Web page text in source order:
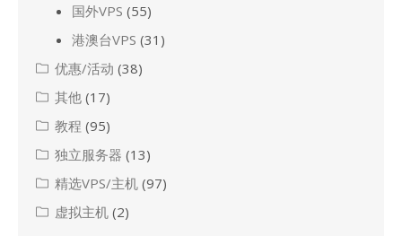
国外VPS (55)
港澳台VPS (31)
优惠/活动 (38)
其他 (17)
教程 (95)
独立服务器 (13)
精选VPS/主机 (97)
虚拟主机 (2)